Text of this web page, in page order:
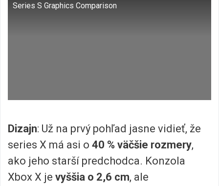
Series S Graphics Comparison
Dizajn: Už na prvý pohľad jasne vidieť, že
series X má asi o 40 % väčšie rozmery,
ako jeho starší predchodca. Konzola
Xbox X je vyššia o 2,6 cm, ale